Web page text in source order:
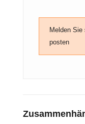
Melden
posten